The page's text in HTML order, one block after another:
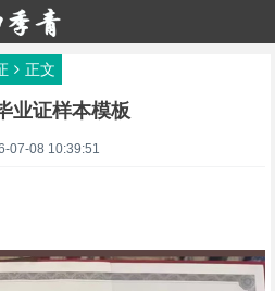
正文
业证样本模板
07-08 10:39:51